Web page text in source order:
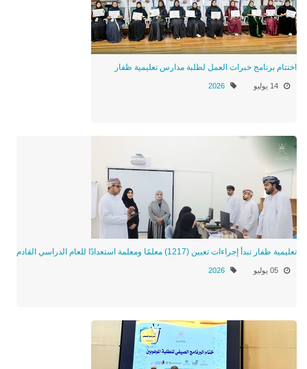
اختتام برنامج خبرات العمل لطلبة مدارس تعليمية ظفار
14 يوليو 2026
تعليمية ظفار تبدأ إجراءات تعيين (1217) معلمًا ومعلمة استعدادًا للعام الدراسي القادم
05 يوليو 2026